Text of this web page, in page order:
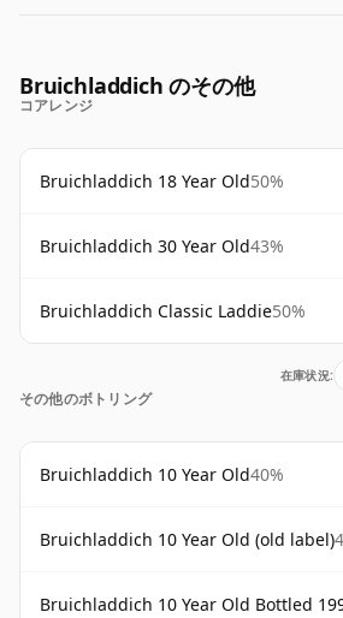
Bruichladdich のその他
コアレンジ
Bruichladdich 18 Year Old50%
Bruichladdich 30 Year Old43%
Bruichladdich Classic Laddie50%
在庫状況:
その他のボトリング
Bruichladdich 10 Year Old40%
Bruichladdich 10 Year Old (old label)
Bruichladdich 10 Year Old Bottled